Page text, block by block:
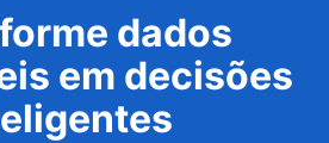
dados
em decisões